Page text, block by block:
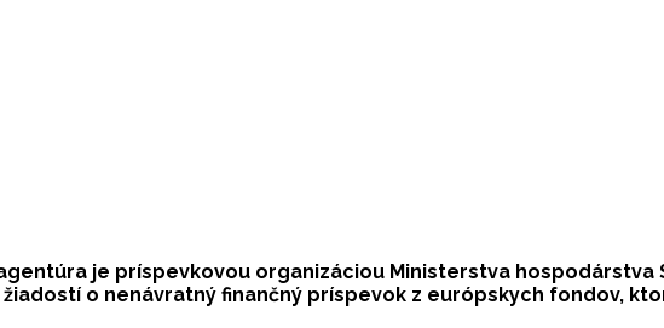
je príspevkovou organizáciou Ministerstva hospodárstva
o nenávratný finančný príspevok z európskych fondov,